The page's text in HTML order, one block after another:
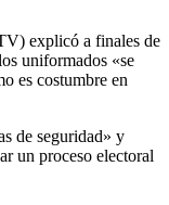
explicó a finales de
uniformados «se
es costumbre en
de seguridad» y
un proceso electoral